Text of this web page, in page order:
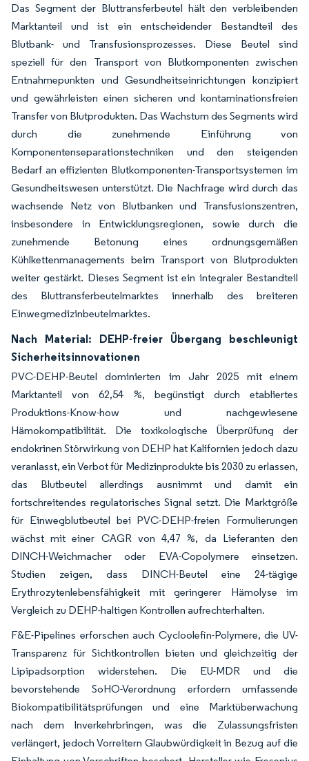
Das Segment der Bluttransferbeutel hält den verbleibenden
Marktanteil und ist ein entscheidender Bestandteil des
Blutbank- und Transfusionsprozesses. Diese Beutel sind
speziell für den Transport von Blutkomponenten zwischen
Entnahmepunkten und Gesundheitseinrichtungen konzipiert
und gewährleisten einen sicheren und kontaminationsfreien
Transfer von Blutprodukten. Das Wachstum des Segments wird
durch die zunehmende Einführung von
Komponentenseparationstechniken und den steigenden
Bedarf an effizienten Blutkomponenten-Transportsystemen im
Gesundheitswesen unterstützt. Die Nachfrage wird durch das
wachsende Netz von Blutbanken und Transfusionszentren,
insbesondere in Entwicklungsregionen, sowie durch die
zunehmende Betonung eines ordnungsgemäßen
Kühlkettenmanagements beim Transport von Blutprodukten
weiter gestärkt. Dieses Segment ist ein integraler Bestandteil
des Bluttransferbeutelmarktes innerhalb des breiteren
Einwegmedizinbeutelmarktes.
Nach Material: DEHP-freier Übergang beschleunigt
Sicherheitsinnovationen
PVC-DEHP-Beutel dominierten im Jahr 2025 mit einem
Marktanteil von 62,54 %, begünstigt durch etabliertes
Produktions-Know-how und nachgewiesene
Hämokompatibilität. Die toxikologische Überprüfung der
endokrinen Störwirkung von DEHP hat Kalifornien jedoch dazu
veranlasst, ein Verbot für Medizinprodukte bis 2030 zu erlassen,
das Blutbeutel allerdings ausnimmt und damit ein
fortschreitendes regulatorisches Signal setzt. Die Marktgröße
für Einwegblutbeutel bei PVC-DEHP-freien Formulierungen
wächst mit einer CAGR von 4,47 %, da Lieferanten den
DINCH-Weichmacher oder EVA-Copolymere einsetzen.
Studien zeigen, dass DINCH-Beutel eine 24-tägige
Erythrozytenlebensfähigkeit mit geringerer Hämolyse im
Vergleich zu DEHP-haltigen Kontrollen aufrechterhalten.
F&E-Pipelines erforschen auch Cycloolefin-Polymere, die UV-
Transparenz für Sichtkontrollen bieten und gleichzeitig der
Lipipadsorption widerstehen. Die EU-MDR und die
bevorstehende SoHO-Verordnung erfordern umfassende
Biokompatibilitätsprüfungen und eine Marktüberwachung
nach dem Inverkehrbringen, was die Zulassungsfristen
verlängert, jedoch Vorreitern Glaubwürdigkeit in Bezug auf die